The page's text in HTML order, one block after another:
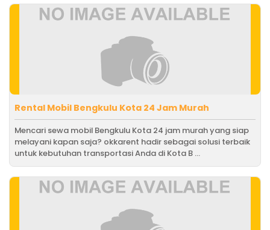
Rental Mobil Bengkulu Kota 24 Jam Murah
Mencari sewa mobil Bengkulu Kota 24 jam murah yang siap
melayani kapan saja? okkarent hadir sebagai solusi terbaik
untuk kebutuhan transportasi Anda di Kota B ...